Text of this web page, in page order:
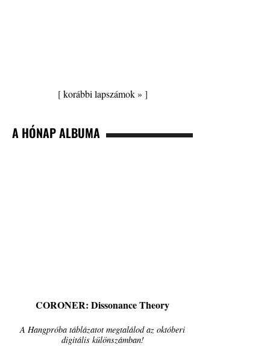
[korábbi lapszámok » ]
A HÓNAP ALBUMA
CORONER: Dissonance Theory
A Hangpróba táblázatot megtalálod az októberi
digitális különszámban!